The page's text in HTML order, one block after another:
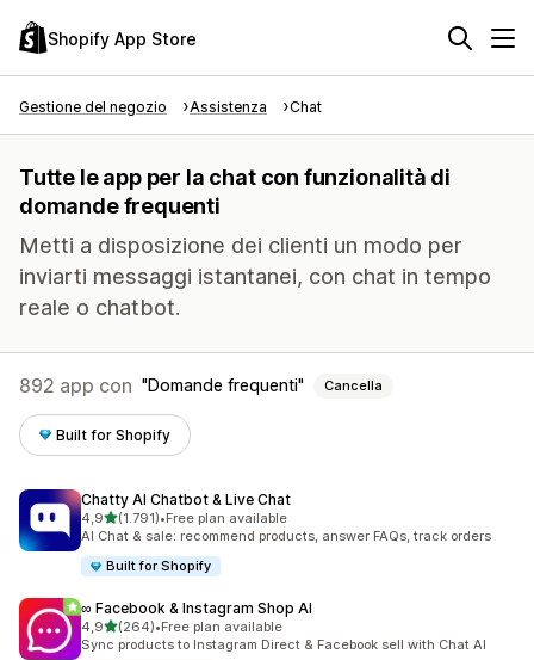
Shopify App Store
Gestione del negozio Assistenza Chat
Tutte le app per la chat con funzionalità di
domande frequenti
Metti a disposizione dei clienti un modo per
inviarti messaggi istantanei, con chat in tempo
reale o chatbot.
892 app con Domande frequenti Cancella
Built for Shopify
Chatty AI Chatbot & Live Chat
4,9stelle su 5
(1.791)
1791 recensioni totali
•Free plan available
AI Chat & sale: recommend products, answer FAQs, track orders
Built for Shopify
∞ Facebook & Instagram Shop AI
4,9stelle su 5
(264)
264 recensioni totali
•Free plan available
Sync products to Instagram Direct & Facebook sell with Chat AI